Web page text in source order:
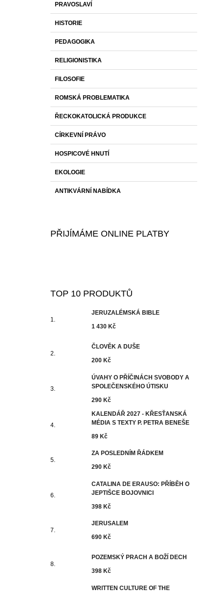
PRAVOSLAVÍ
HISTORIE
PEDAGOGIKA
RELIGIONISTIKA
FILOSOFIE
ROMSKÁ PROBLEMATIKA
ŘECKOKATOLICKÁ PRODUKCE
CÍRKEVNÍ PRÁVO
HOSPICOVÉ HNUTÍ
EKOLOGIE
ANTIKVÁRNÍ NABÍDKA
PŘIJÍMÁME ONLINE PLATBY
TOP 10 PRODUKTŮ
JERUZALÉMSKÁ BIBLE
1 430 Kč
ČLOVĚK A DUŠE
200 Kč
ÚVAHY O PŘÍČINÁCH SVOBODY A
SPOLEČENSKÉHO ÚTISKU
290 Kč
KALENDÁŘ 2027 - KŘESŤANSKÁ
MÉDIA S TEXTY P. PETRA BENEŠE
89 Kč
ZA POSLEDNÍM ŘÁDKEM
290 Kč
CATALINA DE ERAUSO: PŘÍBĚH O
JEPTIŠCE BOJOVNICI
398 Kč
JERUSALEM
690 Kč
POZEMSKÝ PRACH A BOŽÍ DECH
398 Kč
WRITTEN CULTURE OF THE